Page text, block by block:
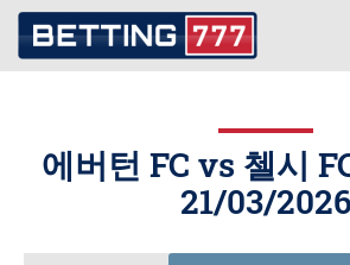
에버턴 FC vs 첼시
21/03/2026